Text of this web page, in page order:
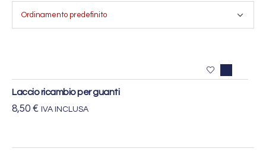
Esaurito
Laccio ricambio per guanti
8,50 € IVA INCLUSA